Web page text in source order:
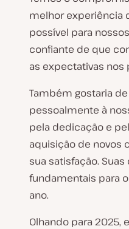
melhor experiência
possível para
confiante de que
as expectativas nos
Também gostaria
pessoalmente à
pela dedicação e
aquisição de novos
sua satisfação.
fundamentais para
ano.
Olhando para 2025,